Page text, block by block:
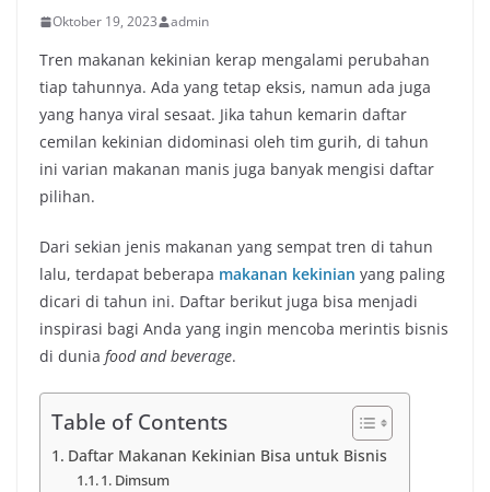
Oktober 19, 2023 admin
Tren makanan kekinian kerap mengalami perubahan
tiap tahunnya. Ada yang tetap eksis, namun ada juga
yang hanya viral sesaat. Jika tahun kemarin daftar
cemilan kekinian didominasi oleh tim gurih, di tahun
ini varian makanan manis juga banyak mengisi daftar
pilihan.
Dari sekian jenis makanan yang sempat tren di tahun
lalu, terdapat beberapa makanan kekinian yang paling
dicari di tahun ini. Daftar berikut juga bisa menjadi
inspirasi bagi Anda yang ingin mencoba merintis bisnis
di dunia food and beverage.
Table of Contents
Daftar Makanan Kekinian Bisa untuk Bisnis
1. Dimsum